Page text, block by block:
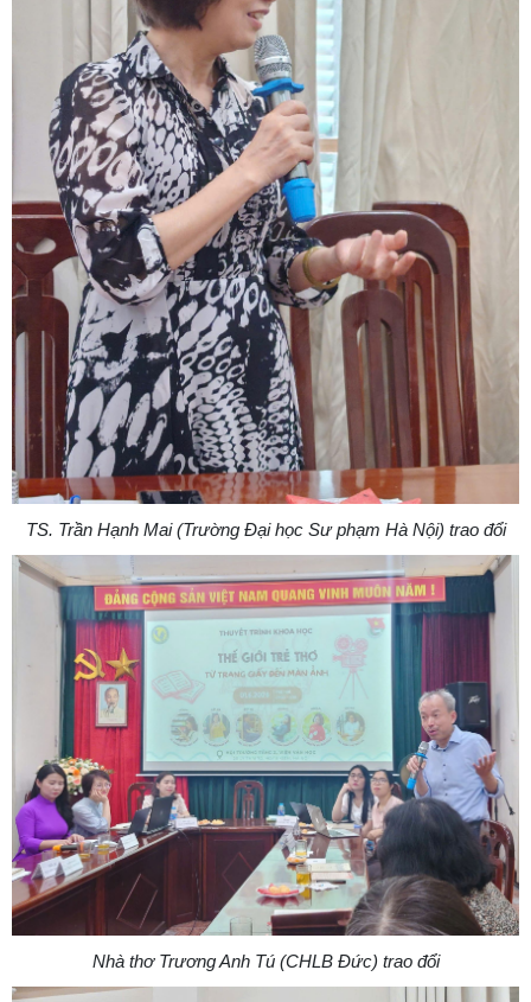
TS. Trần Hạnh Mai (Trường Đại học Sư phạm Hà Nội) trao đổi
Nhà thơ Trương Anh Tú (CHLB Đức) trao đổi